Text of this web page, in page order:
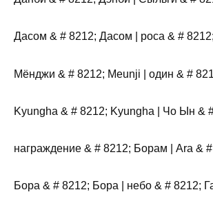
Дасом & # 8212; Дасом | роса & #
Мёнджи & # 8212; Meunji | один & #
Kyungha & # 8212; Kyungha | Чо Ын &
награждение & # 8212; Борам | Ara &
Бора & # 8212; Бора | небо & # 8212;